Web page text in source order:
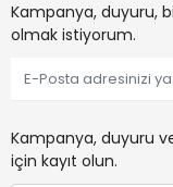
Kampanya, duyuru,
olmak istiyorum.
Kampanya, duyuru
için kayıt olun.